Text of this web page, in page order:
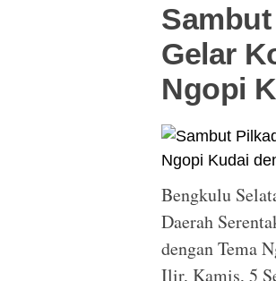
Gelar
Ngopi
Bengkulu
Daerah
dengan Tema
Ilir, Kamis, 5